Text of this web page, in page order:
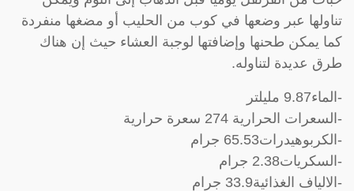
تناولها عبر وضعها في كوب من الحليب أو مضغها منفردة
كما يمكن طحنها وإضافتها لوجبة العشاء حيث إن هناك
طرق عديدة لتناوله.
-الماء9.87 مليلتر
-السعرات الحرارية 274 سعرة حرارية
-الكربوهيدرات65.53 جرام
-السكريات2.38 جرام
-الالياف الغذائية33.9 جرام